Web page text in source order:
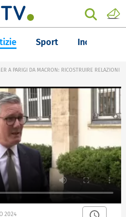
Sport Inchieste
A PARIGI DA MACRON: RICOSTRUIRE RELAZIONI
2024